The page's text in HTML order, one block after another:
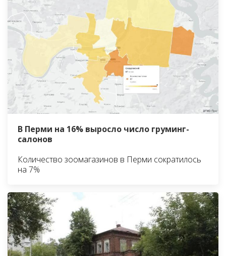
В Перми на 16% выросло число груминг-
салонов
Количество зоомагазинов в Перми сократилось
на 7%